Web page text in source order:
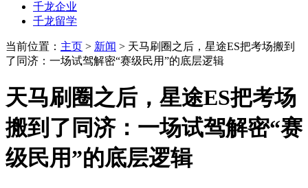
千龙企业
千龙留学
当前位置： 主页 > 新闻 > 天马刷圈之后，星途ES把考场搬到
了同济：一场试驾解密“赛级民用”的底层逻辑
天马刷圈之后，星途ES把考场
搬到了同济：一场试驾解密“赛
级民用”的底层逻辑